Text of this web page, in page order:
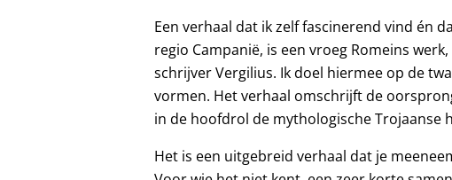
Een verhaal dat ik zelf fascinerend vind én
regio Campanië, is een vroeg Romeins
schrijver Vergilius. Ik doel hiermee op de
vormen. Het verhaal omschrijft de
in de hoofdrol de mythologische Trojaanse
Het is een uitgebreid verhaal dat je